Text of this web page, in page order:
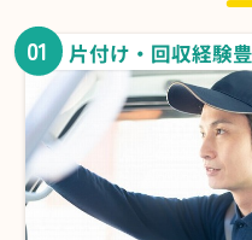
01 片付け・回収経験